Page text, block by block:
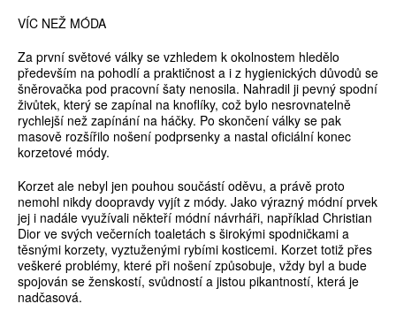
VÍC NEŽ MÓDA
Za první světové války se vzhledem k okolnostem hledělo
především na pohodlí a praktičnost a i z hygienických důvodů se
šněrovačka pod pracovní šaty nenosila. Nahradil ji pevný spodní
živůtek, který se zapínal na knoflíky, což bylo nesrovnatelně
rychlejší než zapínání na háčky. Po skončení války se pak
masově rozšířilo nošení podprsenky a nastal oficiální konec
korzetové módy.
Korzet ale nebyl jen pouhou součástí oděvu, a právě proto
nemohl nikdy doopravdy vyjít z módy. Jako výrazný módní prvek
jej i nadále využívali někteří módní návrháři, například Christian
Dior ve svých večerních toaletách s širokými spodničkami a
těsnými korzety, vyztuženými rybími kosticemi. Korzet totiž přes
veškeré problémy, které při nošení způsobuje, vždy byl a bude
spojován se ženskostí, svůdností a jistou pikantností, která je
nadčasová.